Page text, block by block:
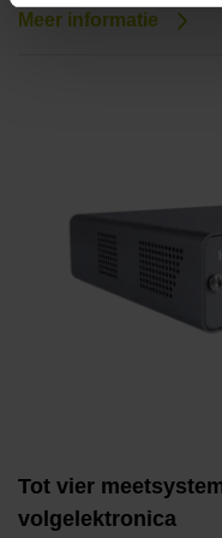
Meer informatie
Tot vier
volgelektronica